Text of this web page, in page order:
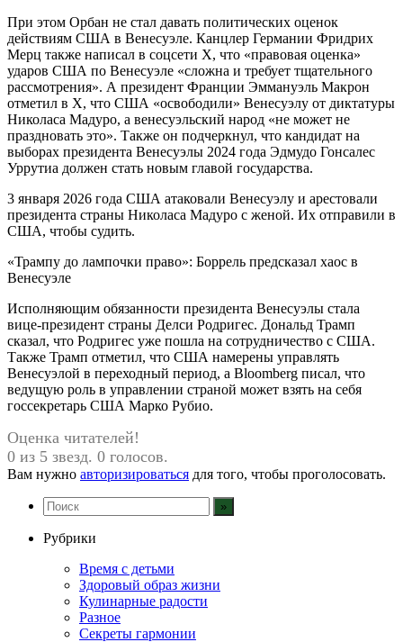
При этом Орбан не стал давать политических оценок
действиям США в Венесуэле. Канцлер Германии Фридрих
Мерц также написал в соцсети X, что «правовая оценка»
ударов США по Венесуэле «сложна и требует тщательного
рассмотрения». А президент Франции Эммануэль Макрон
отметил в X, что США «освободили» Венесуэлу от диктатуры
Николаса Мадуро, а венесуэльский народ «не может не
праздновать это». Также он подчеркнул, что кандидат на
выборах президента Венесуэлы 2024 года Эдмудо Гонсалес
Уррутиа должен стать новым главой государства.
3 января 2026 года США атаковали Венесуэлу и арестовали
президента страны Николаса Мадуро с женой. Их отправили в
США, чтобы судить.
«Трампу до лампочки право»: Боррель предсказал хаос в
Венесуэле
Исполняющим обязанности президента Венесуэлы стала
вице-президент страны Делси Родригес. Дональд Трамп
сказал, что Родригес уже пошла на сотрудничество с США.
Также Трамп отметил, что США намерены управлять
Венесуэлой в переходный период, а Bloomberg писал, что
ведущую роль в управлении страной может взять на себя
госсекретарь США Марко Рубио.
Оценка читателей!
0 из 5 звезд. 0 голосов.
Вам нужно авторизироваться для того, чтобы проголосовать.
Рубрики
Время с детьми
Здоровый образ жизни
Кулинарные радости
Разное
Секреты гармонии